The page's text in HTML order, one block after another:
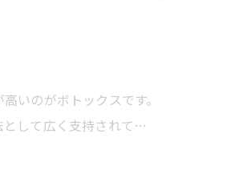
いのがボトックスです。
として広く支持されて…